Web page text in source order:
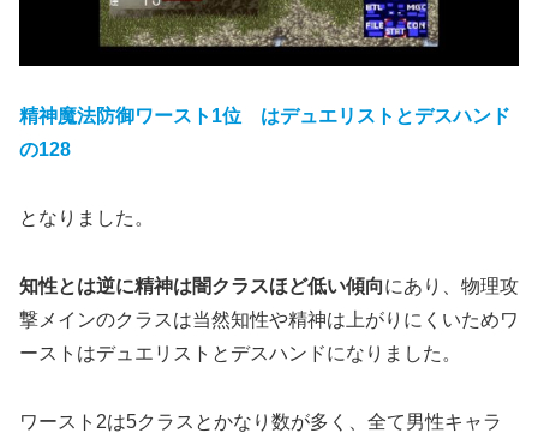
精神魔法防御ワースト1位 はデュエリストとデスハンド
の128
となりました。
知性とは逆に精神は闇クラスほど低い傾向にあり、物理攻
撃メインのクラスは当然知性や精神は上がりにくいためワ
ーストはデュエリストとデスハンドになりました。
ワースト2は5クラスとかなり数が多く、全て男性キャラ